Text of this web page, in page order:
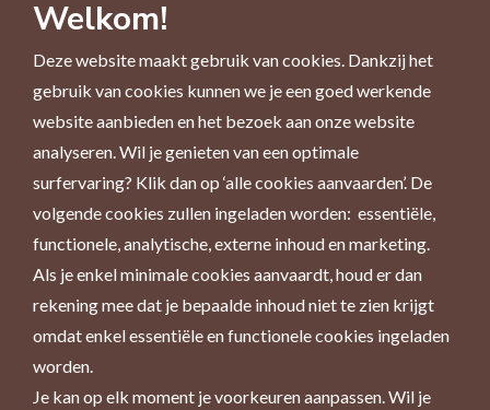
Welkom!
Deze website maakt gebruik van cookies. Dankzij het
gebruik van cookies kunnen we je een goed werkende
website aanbieden en het bezoek aan onze website
analyseren. Wil je genieten van een optimale
surfervaring? Klik dan op ‘alle cookies aanvaarden’. De
volgende cookies zullen ingeladen worden: essentiële,
functionele, analytische, externe inhoud en marketing.
Als je enkel minimale cookies aanvaardt, houd er dan
rekening mee dat je bepaalde inhoud niet te zien krijgt
omdat enkel essentiële en functionele cookies ingeladen
worden.
Je kan op elk moment je voorkeuren aanpassen. Wil je